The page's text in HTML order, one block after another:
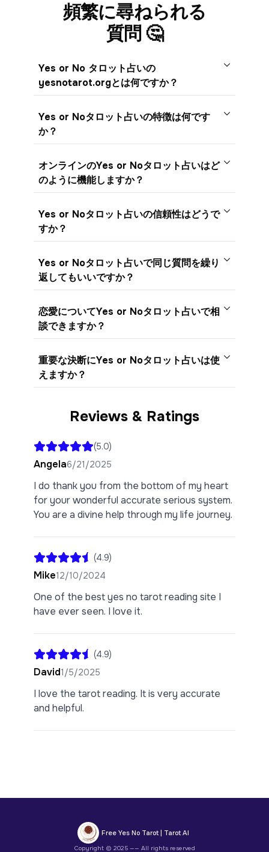
頻繁に尋ねられる
質問 🤔
Yes or No タロット占いの
yesnotarot.orgとは何ですか？
Yes or Noタロット占いの特徴は何です
か？
オンラインのYes or Noタロット占いはど
のように機能しますか？
Yes or Noタロット占いの信頼性はどうで
すか？
Yes or Noタロット占いで同じ質問を繰り
返してもいいですか？
恋愛についてYes or Noタロット占いで相
談できますか？
重要な決断にYes or Noタロット占いは使
えますか？
Reviews & Ratings
(5.0)
Angela6/21/2025
I do thank you from the bottom of my heart
for your wonderful accurate serious system.
You are a divine help through my life journey.
(4.9)
Mike12/10/2024
One of the best yes no tarot reading site I
have ever seen. I love it.
(4.9)
David1/5/2025
I love the tarot reading. It is very accurate
and helpful.
Free Yes No Tarot | Tarot AI
Copyright © 2025 —— All rights reserved